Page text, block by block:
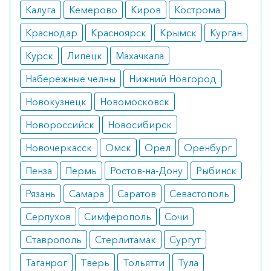
составляет около 7 недель.
Показания
гиперпигментация;
угревая болезнь, осложненная
образованием гнойных элементов;
комедоны;
акне;
комплексная терапия при меланоме.
Противопоказания
патология прямой кишки;
ожоги;
светочувствительность;
острые воспалительные кожные
заболевания.
Побочные реакции
Калуга
Кемерово Киров
Кострома
Краснодар
Красноярск Крымск
Курган
Курск
Липецк
Махачкала
Набережные челны
Нижний Новгород
Новокузнецк
Новомосковск
Новороссийск
Новосибирск
Новочеркасск
Омск Орел
Оренбург
Пенза
Пермь Ростов-на-Дону
Рыбинск
Рязань
Самара Саратов
Севастополь
Серпухов
Симферополь
Сочи
Ставрополь
Стерлитамак
Сургут
Таганрог
Тверь Тольятти
Тула